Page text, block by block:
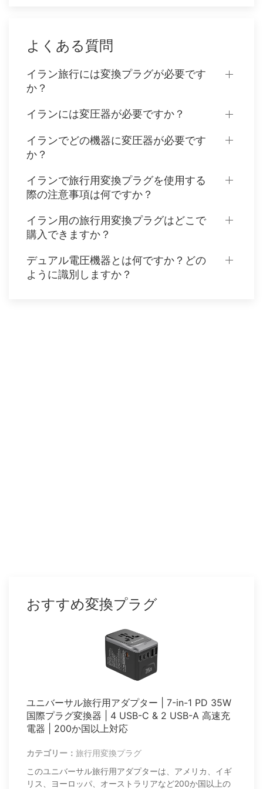
よくある質問
イラン旅行には変換プラグが必要です
か？
イランには変圧器が必要ですか？
イランでどの機器に変圧器が必要です
か？
イランで旅行用変換プラグを使用する
際の注意事項は何ですか？
イラン用の旅行用変換プラグはどこで
購入できますか？
デュアル電圧機器とは何ですか？どの
ように識別しますか？
おすすめ変換プラグ
ユニバーサル旅行用アダプター | 7-in-1 PD 35W
国際プラグ変換器 | 4 USB-C & 2 USB-A 高速充
電器 | 200か国以上対応
カテゴリー： 旅行用変換プラグ
このユニバーサル旅行用アダプターは、アメリカ、イギ
リス、ヨーロッパ、オーストラリアなど200か国以上の